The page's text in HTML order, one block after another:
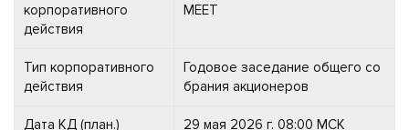
корпоративного
действия
MEET
Тип корпоративного
действия
Годовое заседание общего со
брания акционеров
Дата КД (план.) 29 мая 2026 г. 08:00 МСК